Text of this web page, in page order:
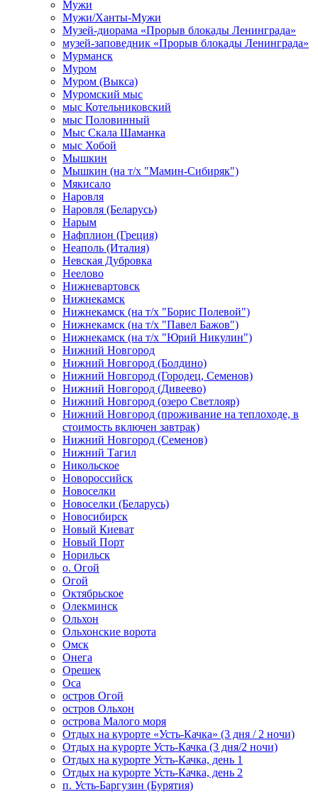
Мужи
Мужи/Ханты-Мужи
Музей-диорама «Прорыв блокады Ленинграда»
музей-заповедник «Прорыв блокады Ленинграда»
Мурманск
Муром
Муром (Выкса)
Муромский мыс
мыс Котельниковский
мыс Половинный
Мыс Скала Шаманка
мыс Хобой
Мышкин
Мышкин (на т/х "Мамин-Сибиряк")
Мякисало
Наровля
Наровля (Беларусь)
Нарым
Нафплион (Греция)
Неаполь (Италия)
Невская Дубровка
Неелово
Нижневартовск
Нижнекамск
Нижнекамск (на т/х "Борис Полевой")
Нижнекамск (на т/х "Павел Бажов")
Нижнекамск (на т/х "Юрий Никулин")
Нижний Новгород
Нижний Новгород (Болдино)
Нижний Новгород (Городец, Семенов)
Нижний Новгород (Дивеево)
Нижний Новгород (озеро Светлояр)
Нижний Новгород (проживание на теплоходе, в
стоимость включен завтрак)
Нижний Новгород (Семенов)
Нижний Тагил
Никольское
Новороссийск
Новоселки
Новоселки (Беларусь)
Новосибирск
Новый Киеват
Новый Порт
Норильск
о. Огой
Огой
Октябрьское
Олекминск
Ольхон
Ольхонские ворота
Омск
Онега
Орешек
Оса
остров Огой
остров Ольхон
острова Малого моря
Отдых на курорте «Усть-Качка» (3 дня / 2 ночи)
Отдых на курорте Усть-Качка (3 дня/2 ночи)
Отдых на курорте Усть-Качка, день 1
Отдых на курорте Усть-Качка, день 2
п. Усть-Баргузин (Бурятия)